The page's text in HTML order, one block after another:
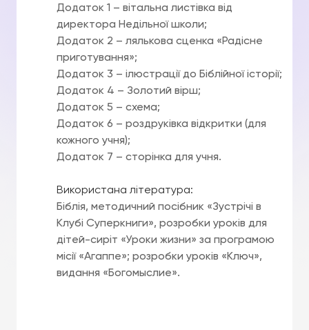
Додаток 1 – вітальна листівка від
директора Недільної школи;
Додаток 2 – лялькова сценка «Радісне
приготування»;
Додаток 3 – ілюстрації до Біблійної історії;
Додаток 4 – Золотий вірш;
Додаток 5 – схема;
Додаток 6 – роздруківка відкритки (для
кожного учня);
Додаток 7 – сторінка для учня.
Використана література:
Біблія, методичний посібник «Зустрічі в
Клубі Суперкниги», розробки уроків для
дітей-сиріт «Уроки жизни» за програмою
місії «Агаппе»; розробки уроків «Ключ»,
видання «Богомыслие».